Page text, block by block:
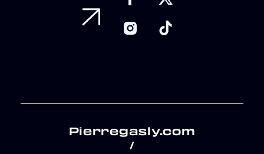
Pierregasly.com
/